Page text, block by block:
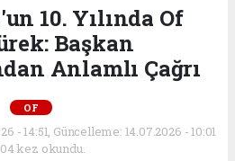
10. Yılında Of
Başkan
Anlamlı Çağrı
OF
- 14:51, Güncelleme: 14.07.2026 - 10:01
kez okundu.